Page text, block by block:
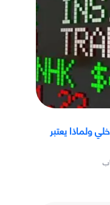
ولماذا يعتبر